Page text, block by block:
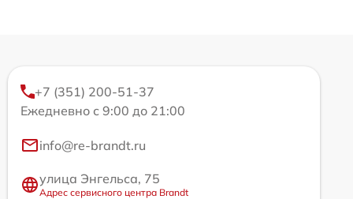
+7 (351) 200-51-37
Ежедневно с 9:00 до 21:00
info@re-brandt.ru
улица Энгельса, 75
Адрес сервисного центра Brandt